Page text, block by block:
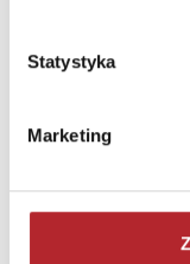
Statystyka
Marketing
Małgorzata Oliwia
INNE Z TEJ